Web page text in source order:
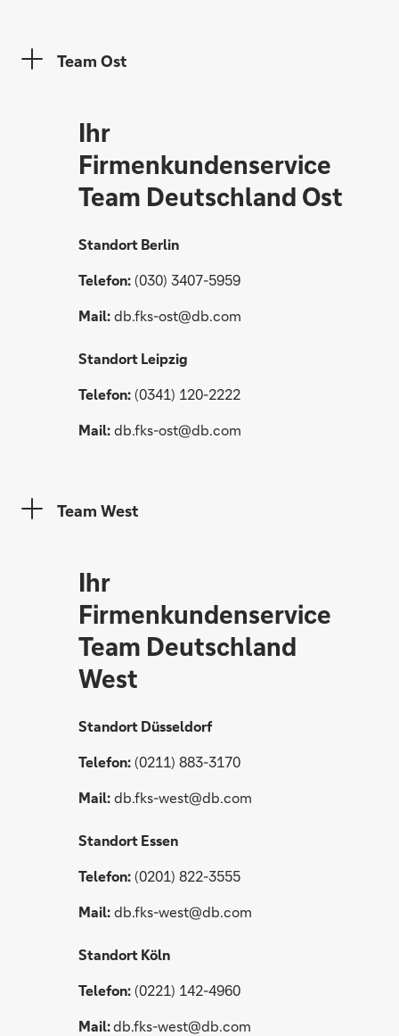
Team Ost
Ihr
Firmenkundenservice
Team Deutschland Ost
Standort Berlin
Telefon:(030) 3407-5959
Mail:db.fks-ost@db.com
Standort Leipzig
Telefon:(0341) 120-2222
Mail:db.fks-ost@db.com
Team West
Ihr
Firmenkundenservice
Team Deutschland
West
Standort Düsseldorf
Telefon:(0211) 883-3170
Mail:db.fks-west@db.com
Standort Essen
Telefon:(0201) 822-3555
Mail:db.fks-west@db.com
Standort Köln
Telefon:(0221) 142-4960
Mail:db.fks-west@db.com